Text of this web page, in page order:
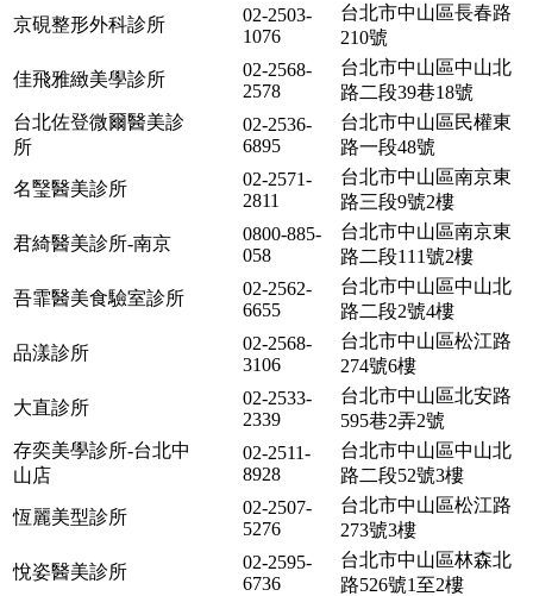
京硯整形外科診所
02-2503-
1076
台北市中山區長春路
210號
佳飛雅緻美學診所
02-2568-
2578
台北市中山區中山北
路二段39巷18號
台北佐登微爾醫美診
所
02-2536-
6895
台北市中山區民權東
路一段48號
名瑿醫美診所
02-2571-
2811
台北市中山區南京東
路三段9號2樓
君綺醫美診所-南京
0800-885-
058
台北市中山區南京東
路二段111號2樓
吾霏醫美食驗室診所
02-2562-
6655
台北市中山區中山北
路二段2號4樓
品漾診所
02-2568-
3106
台北市中山區松江路
274號6樓
大直診所
02-2533-
2339
台北市中山區北安路
595巷2弄2號
存奕美學診所-台北中
山店
02-2511-
8928
台北市中山區中山北
路二段52號3樓
恆麗美型診所
02-2507-
5276
台北市中山區松江路
273號3樓
悅姿醫美診所
02-2595-
6736
台北市中山區林森北
路526號1至2樓